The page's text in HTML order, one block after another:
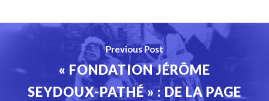
Previous Post
« FONDATION JÉRÔME
SEYDOUX-PATHÉ » : DE LA PAGE